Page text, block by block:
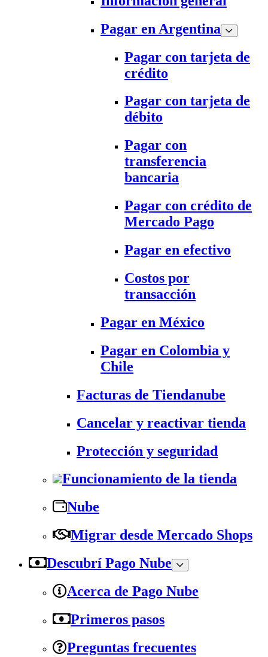
Pagar en Argentina
Pagar con tarjeta de
crédito
Pagar con tarjeta de
débito
Pagar con
transferencia
bancaria
Pagar con crédito de
Mercado Pago
Pagar en efectivo
Costos por
transacción
Pagar en México
Pagar en Colombia y
Chile
Facturas de Tiendanube
Cancelar y reactivar tienda
Protección y seguridad
Funcionamiento de la tienda
Nube
Migrar desde Mercado Shops
Descubrí Pago Nube
Acerca de Pago Nube
Primeros pasos
Preguntas frecuentes